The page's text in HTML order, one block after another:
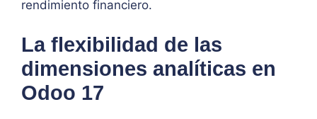
rendimiento financiero.
La flexibilidad de las
dimensiones analíticas en
Odoo 17